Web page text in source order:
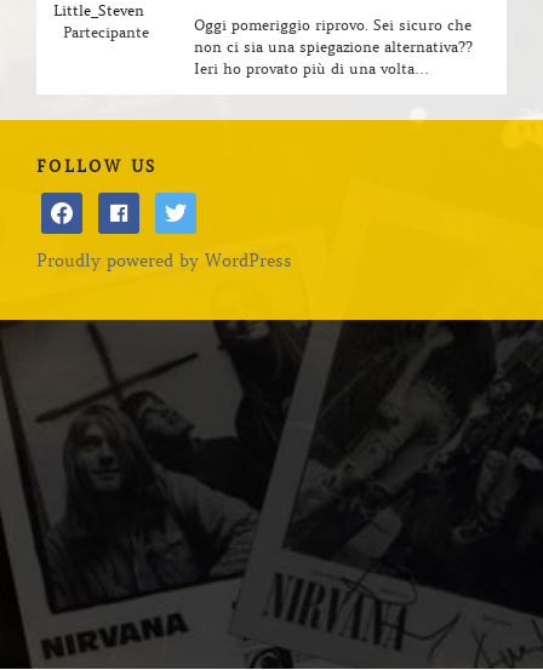
Little_Steven
Partecipante
Oggi pomeriggio riprovo. Sei sicuro che
non ci sia una spiegazione alternativa??
Ieri ho provato più di una volta…
FOLLOW US
facebookfacebooktwitter
Proudly powered by WordPress